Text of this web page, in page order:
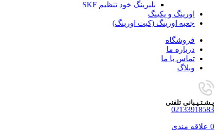
بلبرینگ خود تنظیم SKF
اورینگ و پکینگ
جعبه اورینگ (کیت اورینگ)
فروشگاه
درباره ما
تماس با ما
وبلاگ
پـشـتـیـبانی تلفنی
02133918583
0 علاقه مندی